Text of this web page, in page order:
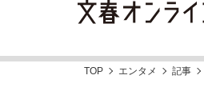
TOP エンタメ 記事